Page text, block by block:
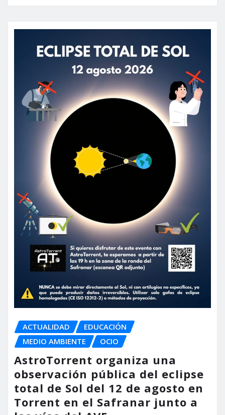
ACTUALIDAD
EDUCACIÓN
MEDIO AMBIENTE
OCIO
AstroTorrent organiza una
observación pública del eclipse
total de Sol del 12 de agosto en
Torrent en el Safranar junto a